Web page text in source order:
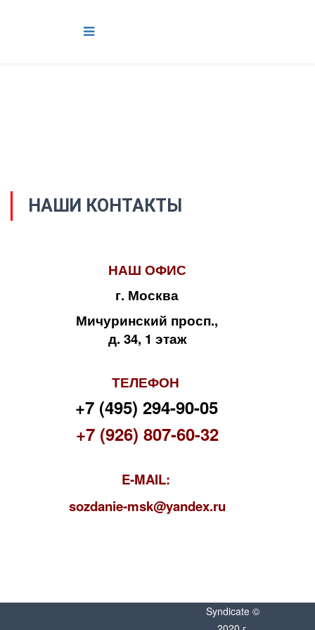
НАШИ КОНТАКТЫ
НАШ ОФИС
г. Москва
Мичуринский просп.,
д. 34, 1 этаж
ТЕЛЕФОН
+7 (495) 294-90-05
+7 (926) 807-60-32
E-MAIL:
sozdanie-msk@yandex.ru
Syndicate ©